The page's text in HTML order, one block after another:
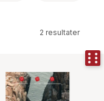
2 resultater